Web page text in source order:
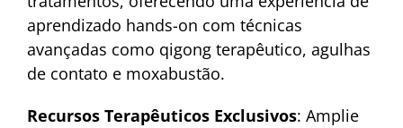
aprendizado hands-on com técnicas
avançadas como qigong terapêutico, agulhas
de contato e moxabustão.
Recursos Terapêuticos Exclusivos: Amplie